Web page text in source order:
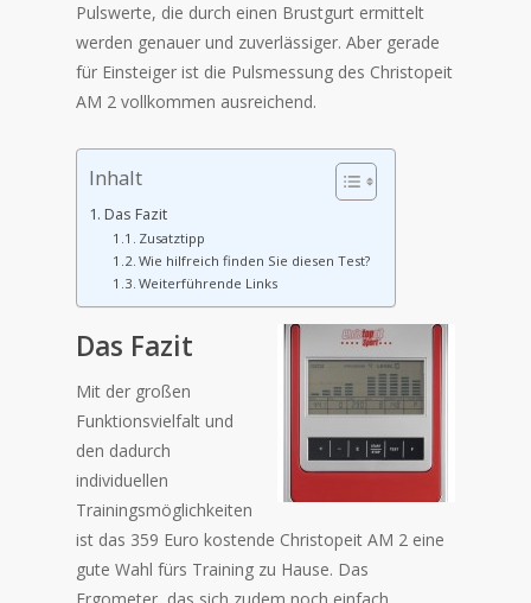
Pulswerte, die durch einen Brustgurt ermittelt
werden genauer und zuverlässiger. Aber gerade
für Einsteiger ist die Pulsmessung des Christopeit
AM 2 vollkommen ausreichend.
Inhalt
Das Fazit
Zusatztipp
Wie hilfreich finden Sie diesen Test?
Weiterführende Links
Das Fazit
Mit der großen
Funktionsvielfalt und
den dadurch
individuellen
Trainingsmöglichkeiten
ist das 359 Euro kostende Christopeit AM 2 eine
gute Wahl fürs Training zu Hause. Das